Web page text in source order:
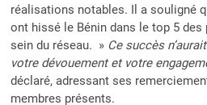
réalisations notables. Il a souligné
ont hissé le Bénin dans le top 5
sein du réseau. » Ce succès
votre dévouement et votre
déclaré, adressant ses
membres présents.